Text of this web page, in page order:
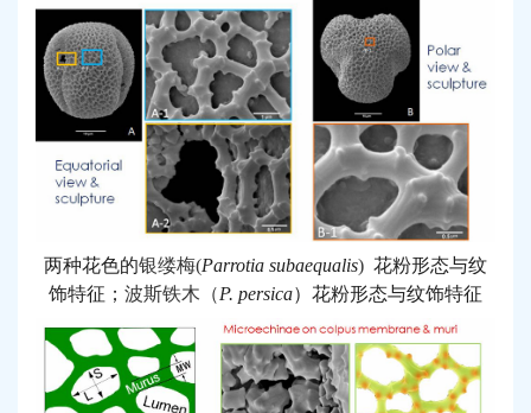
两种花色的银缕梅(Parrotia subaequalis) 花粉形态与纹
饰特征 ； 波斯铁木（P. persica）花粉形态与纹饰特征